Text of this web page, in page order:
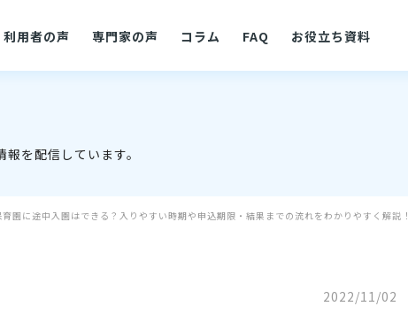
利用者の声 専門家の声 コラム FAQ お役立ち資料
を配信しています。
育園に途中入園はできる？入りやすい時期や申込期限・結果までの流れをわかりやすく解説！
2022/11/02